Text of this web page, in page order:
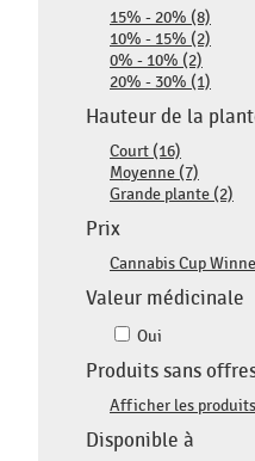
15% - 20% (8)
10% - 15% (2)
0% - 10% (2)
20% - 30% (1)
Hauteur de la
Court (16)
Moyenne (7)
Grande plante (2)
Prix
Cannabis Cup
Valeur médicinale
Oui
Produits sans
Afficher les
Disponible à